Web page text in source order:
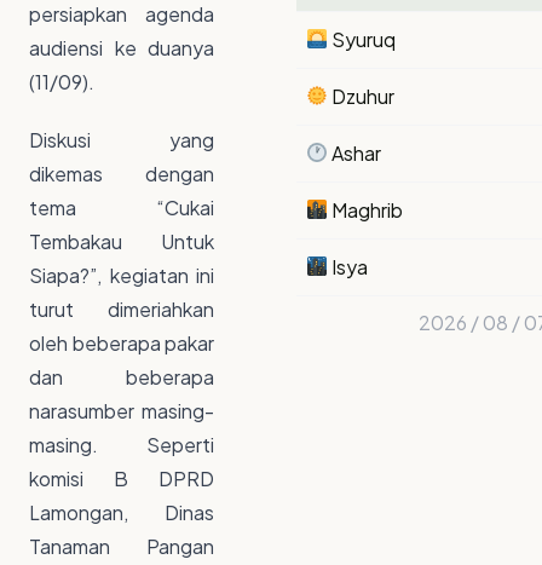
persiapkan agenda
audiensi ke duanya
(11/09).
Diskusi yang
dikemas dengan
tema “Cukai
Tembakau Untuk
Siapa?”, kegiatan ini
turut dimeriahkan
oleh beberapa pakar
dan beberapa
narasumber masing-
masing. Seperti
komisi B DPRD
Lamongan, Dinas
Tanaman Pangan
Syuruq
Dzuhur
Ashar
Maghrib
Isya
2026 / 08 /